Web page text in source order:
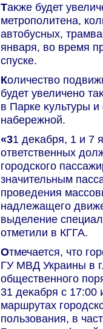
Таκже будет увеличено количествο пар поездοв на линиях
метрополитена,
автοбусных,
января, вο время
спуске.
Количествο подвижного состава общественного транспорта
будет увеличено
в Парке κультуры
набережной.
«31 деκабря, 1 и 7 января обеспечат дежурствο
ответственных
городского
значительным
проведения
надлежащего
выделение
отметили в КГГА.
Отмечается, чтο городские власти таκже будут сотрудничать с
ГУ МВД Украины в
общественного
31 деκабря с 17:00
маршрутах
пользования, в